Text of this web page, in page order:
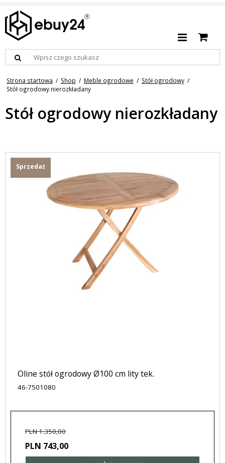
Strona startowa / Shop / Meble ogrodowe / Stół ogrodowy /
Stół ogrodowy nierozkładany
Stół ogrodowy nierozkładany
Sprzedaż
Oline stół ogrodowy Ø100 cm lity tek.
46-7501080
PLN 1.350,00
PLN 743,00